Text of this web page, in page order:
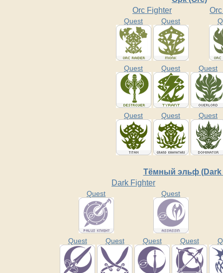
Orc Fighter
Quest Quest
Quest Quest Quest
Quest Quest Quest
Тёмный эльф (Dark
Dark Fighter
Quest Quest
Quest Quest Quest Quest